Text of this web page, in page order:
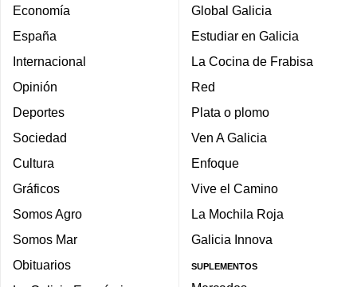
Economía
España
Internacional
Opinión
Deportes
Sociedad
Cultura
Gráficos
Somos Agro
Somos Mar
Obituarios
Global Galicia
Estudiar en Galicia
La Cocina de Frabisa
Red
Plata o plomo
Ven A Galicia
Enfoque
Vive el Camino
La Mochila Roja
Galicia Innova
SUPLEMENTOS